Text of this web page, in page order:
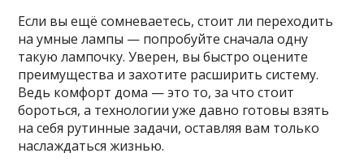
Если вы ещё сомневаетесь, стоит ли переходить
на умные лампы — попробуйте сначала одну
такую лампочку. Уверен, вы быстро оцените
преимущества и захотите расширить систему.
Ведь комфорт дома — это то, за что стоит
бороться, а технологии уже давно готовы взять
на себя рутинные задачи, оставляя вам только
наслаждаться жизнью.